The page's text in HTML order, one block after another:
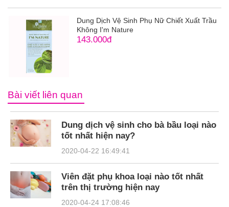
Dung Dịch Vệ Sinh Phụ Nữ Chiết Xuất Trầu
Không I'm Nature
143.000đ
Bài viết liên quan
Dung dịch vệ sinh cho bà bầu loại nào
tốt nhất hiện nay?
2020-04-22 16:49:41
Viên đặt phụ khoa loại nào tốt nhất
trên thị trường hiện nay
2020-04-24 17:08:46